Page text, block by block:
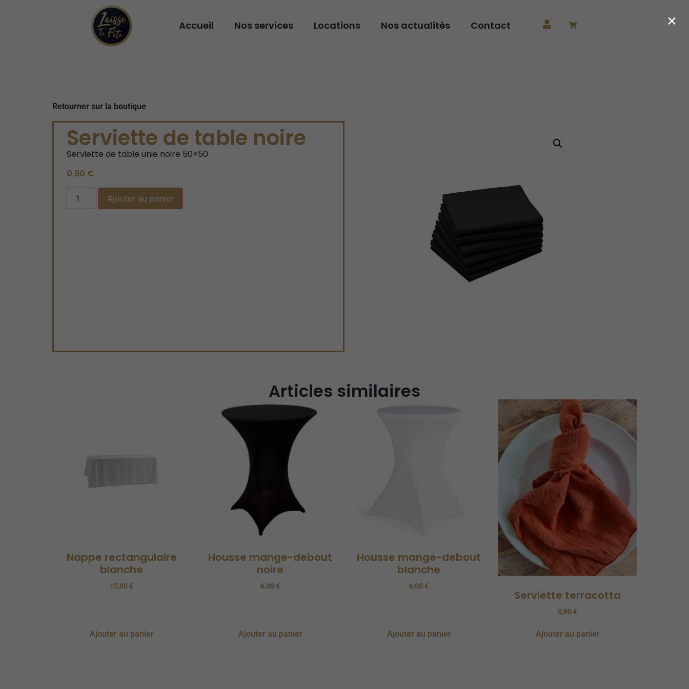
Accueil Nos services Locations Nos actualités Contact
Retourner sur la boutique
Serviette de table noire
Serviette de table unie noire 50×50
0,90 €
Ajouter au panier
Articles similaires
Nappe rectangulaire
blanche
15,00 €
Ajouter au panier
Housse mange-debout
noire
6,00 €
Ajouter au panier
Housse mange-debout
blanche
6,00 €
Ajouter au panier
Serviette terracotta
0,90 €
Ajouter au panier
×